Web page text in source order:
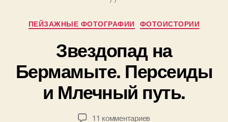
Рубрики
ПЕЙЗАЖНЫЕ ФОТОГРАФИИ ФОТОИСТОРИИ
Звездопад на
Бермамыте. Персеиды
и Млечный путь.
в
р
:
П
а
в
1
.
0
.
11 комментариевк